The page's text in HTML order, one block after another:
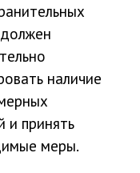
наличие
и принять
меры.